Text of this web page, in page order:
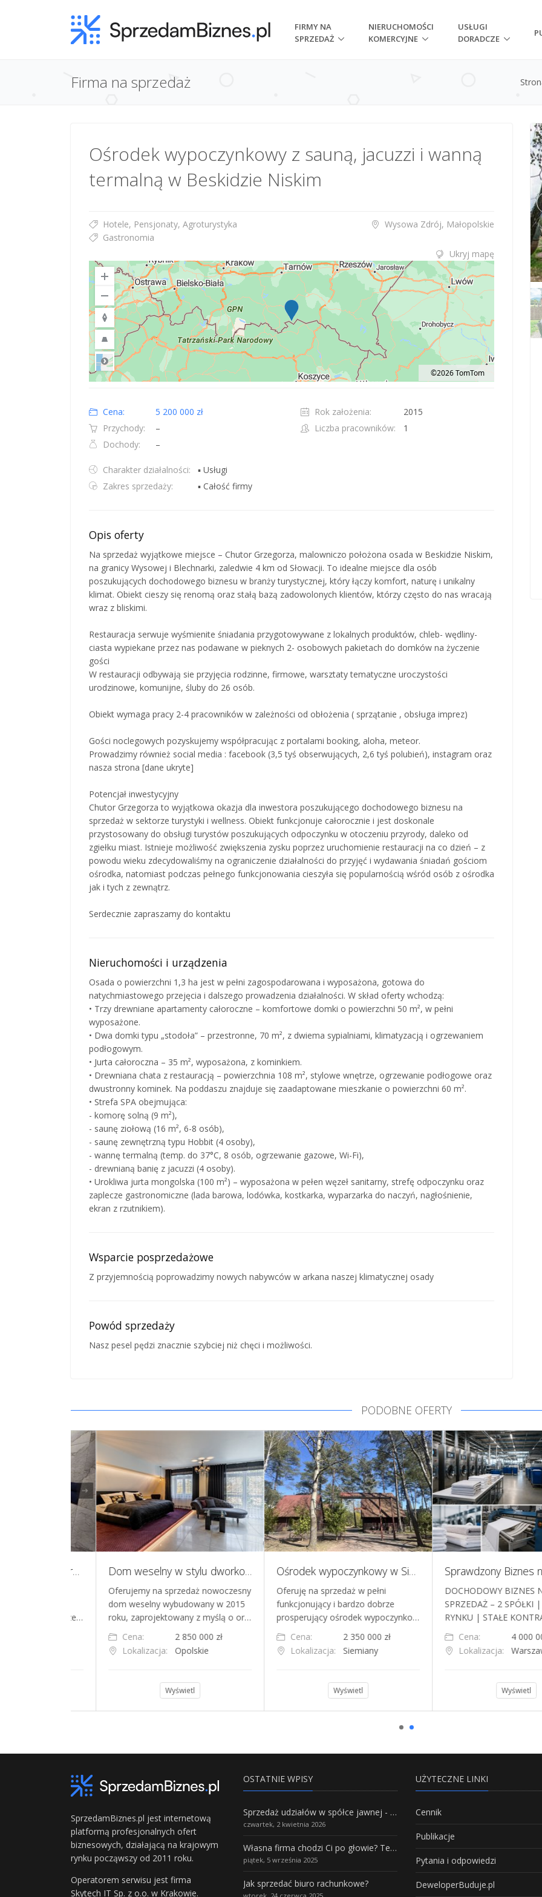
FIRMY NA
SPRZEDAŻ
NIERUCHOMOŚCI
KOMERCYJNE
USŁUGI
DORADCZE
Firma na sprzedaż
Ośrodek wypoczynkowy z sauną, jacuzzi i wanną
termalną w Beskidzie Niskim
Hotele, Pensjonaty, Agroturystyka
Gastronomia
Wysowa Zdrój, Małopolskie
Ukryj mapę
Map shortcuts: Zoom out: hyphen. Zoom in: plus. Pan right 100 pixels: right arrow. Pan left 100 pixels: left arrow. Pan up 100 pixels: up
Road
©2026 TomTom
Cena:
5 200 000 zł
Przychody:
–
Dochody:
–
Rok założenia:
2015
Liczba pracowników:
1
Charakter działalności:
▪ Usługi
Zakres sprzedaży:
▪ Całość firmy
Opis oferty
Na sprzedaż wyjątkowe miejsce – Chutor Grzegorza, malowniczo położona osada w Beskidzie Niskim,
na granicy Wysowej i Blechnarki, zaledwie 4 km od Słowacji. To idealne miejsce dla osób
poszukujących dochodowego biznesu w branży turystycznej, który łączy komfort, naturę i unikalny
klimat. Obiekt cieszy się renomą oraz stałą bazą zadowolonych klientów, którzy często do nas wracają
wraz z bliskimi.
Restauracja serwuje wyśmienite śniadania przygotowywane z lokalnych produktów, chleb- wędliny-
ciasta wypiekane przez nas podawane w pieknych 2- osobowych pakietach do domków na życzenie
gości
W restauracji odbywają sie przyjęcia rodzinne, firmowe, warsztaty tematyczne uroczystości
urodzinowe, komunijne, śluby do 26 osób.
Obiekt wymaga pracy 2-4 pracowników w zależności od obłożenia ( sprzątanie , obsługa imprez)
Gości noclegowych pozyskujemy współpracując z portalami booking, aloha, meteor.
Prowadzimy również social media : facebook (3,5 tyś obserwujących, 2,6 tyś polubień), instagram oraz
nasza strona [dane ukryte]
Potencjał inwestycyjny
Chutor Grzegorza to wyjątkowa okazja dla inwestora poszukującego dochodowego biznesu na
sprzedaż w sektorze turystyki i wellness. Obiekt funkcjonuje całorocznie i jest doskonale
przystosowany do obsługi turystów poszukujących odpoczynku w otoczeniu przyrody, daleko od
zgiełku miast. Istnieje możliwość zwiększenia zysku poprzez uruchomienie restauracji na co dzień – z
powodu wieku zdecydowaliśmy na ograniczenie działalności do przyjęć i wydawania śniadań gościom
ośrodka, natomiast podczas pełnego funkcjonowania cieszyła się popularnością wśród osób z ośrodka
jak i tych z zewnątrz.
Serdecznie zapraszamy do kontaktu
Nieruchomości i urządzenia
Osada o powierzchni 1,3 ha jest w pełni zagospodarowana i wyposażona, gotowa do
natychmiastowego przejęcia i dalszego prowadzenia działalności. W skład oferty wchodzą:
• Trzy drewniane apartamenty całoroczne – komfortowe domki o powierzchni 50 m², w pełni
wyposażone.
• Dwa domki typu „stodoła” – przestronne, 70 m², z dwiema sypialniami, klimatyzacją i ogrzewaniem
podłogowym.
• Jurta całoroczna – 35 m², wyposażona, z kominkiem.
• Drewniana chata z restauracją – powierzchnia 108 m², stylowe wnętrze, ogrzewanie podłogowe oraz
dwustronny kominek. Na poddaszu znajduje się zaadaptowane mieszkanie o powierzchni 60 m².
• Strefa SPA obejmująca:
- komorę solną (9 m²),
- saunę ziołową (16 m², 6-8 osób),
- saunę zewnętrzną typu Hobbit (4 osoby),
- wannę termalną (temp. do 37°C, 8 osób, ogrzewanie gazowe, Wi-Fi),
- drewnianą banię z jacuzzi (4 osoby).
• Urokliwa jurta mongolska (100 m²) – wyposażona w pełen węzeł sanitarny, strefę odpoczynku oraz
zaplecze gastronomiczne (lada barowa, lodówka, kostkarka, wyparzarka do naczyń, nagłośnienie,
ekran z rzutnikiem).
Wsparcie posprzedażowe
Z przyjemnością poprowadzimy nowych nabywców w arkana naszej klimatycznej osady
Powód sprzedaży
Nasz pesel pędzi znacznie szybciej niż chęci i możliwości.
PODOBNE OFERTY
Ośrodek wypoczynkowy w Siemianach Mazury zachodnie nad Jeziorakiem
Oferuję na sprzedaż w pełni
funkcjonujący i bardzo dobrze
prosperujący ośrodek wypoczynko…
Cena:
2 350 000 zł
Lokalizacja:
Siemiany
Wyświetl
Sprawdzony Biznes na Sprzedaż 15 Lat Sukcesu, Stałe Kontrakty, Wysoka Rentowność
DOCHODOWY BIZNES NA
SPRZEDAŻ – 2 SPÓŁKI | 15 LAT NA
RYNKU | STAŁE KONTRAKTY | G…
Cena:
4 000 000 zł
Lokalizacja:
Warszawa
Wyświetl
Sprzedam nowoczesną i
dochodową salę imprezową /
bankietową, działającą w
Cena:
190 000 zł
Lokalizacja:
Śląskie
Wyświetl
SprzedamBiznes.pl jest internetową
platformą profesjonalnych ofert
biznesowych, działającą na krajowym
rynku począwszy od 2011 roku.
Operatorem serwisu jest firma
Skytech IT Sp. z o.o. w Krakowie.
OSTATNIE WPISY
Sprzedaż udziałów w spółce jawnej - Wszystko, co trzeba wiedzieć.
czwartek, 2 kwietnia 2026
Własna firma chodzi Ci po głowie? Te branże mają największy potencjał rozwoju
piątek, 5 września 2025
Jak sprzedać biuro rachunkowe?
UŻYTECZNE LINKI
Cennik
Publikacje
Pytania i odpowiedzi
DeweloperBuduje.pl